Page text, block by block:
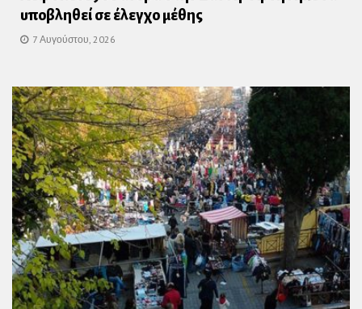
υποβληθεί σε έλεγχο μέθης
7 Αυγούστου, 2026